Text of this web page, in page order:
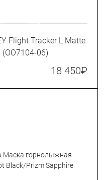
Flight Tracker L Matte
06)
18 450₽